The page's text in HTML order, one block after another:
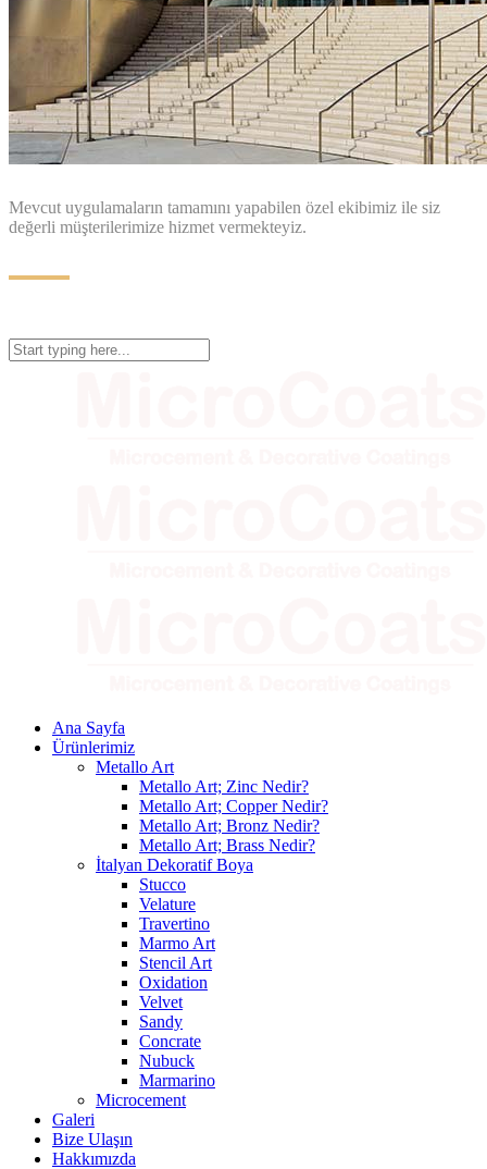
Mevcut uygulamaların tamamını yapabilen özel ekibimiz ile siz
değerli müşterilerimize hizmet vermekteyiz.
Ana Sayfa
Ürünlerimiz
Metallo Art
Metallo Art; Zinc Nedir?
Metallo Art; Copper Nedir?
Metallo Art; Bronz Nedir?
Metallo Art; Brass Nedir?
İtalyan Dekoratif Boya
Stucco
Velature
Travertino
Marmo Art
Stencil Art
Oxidation
Velvet
Sandy
Concrate
Nubuck
Marmarino
Microcement
Galeri
Bize Ulaşın
Hakkımızda